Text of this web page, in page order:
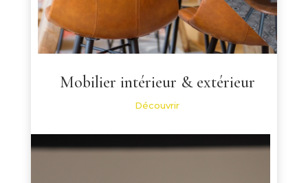
Mobilier intérieur & extérieur
Découvrir